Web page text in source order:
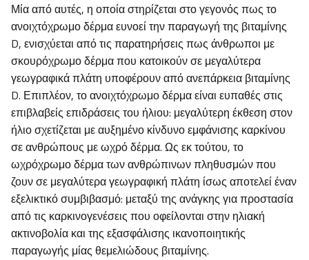
Μία από αυτές, η οποία στηρίζεται στο γεγονός πως το
ανοιχτόχρωμο δέρμα ευνοεί την παραγωγή της βιταμίνης
D, ενισχύεται από τις παρατηρήσεις πως άνθρωποι με
σκουρόχρωμο δέρμα που κατοικούν σε μεγαλύτερα
γεωγραφικά πλάτη υποφέρουν από ανεπάρκεια βιταμίνης
D. Επιπλέον, το ανοιχτόχρωμο δέρμα είναι ευπαθές στις
επιβλαβείς επιδράσεις του ήλιου: μεγαλύτερη έκθεση στον
ήλιο σχετίζεται με αυξημένο κίνδυνο εμφάνισης καρκίνου
σε ανθρώπους με ωχρό δέρμα. Ως εκ τούτου, το
ωχρόχρωμο δέρμα των ανθρώπινων πληθυσμών που
ζουν σε μεγαλύτερα γεωγραφική πλάτη ίσως αποτελεί έναν
εξελικτικό συμβιβασμό: μεταξύ της ανάγκης για προστασία
από τις καρκινογενέσεις που οφείλονται στην ηλιακή
ακτινοβολία και της εξασφάλισης ικανοποιητικής
παραγωγής μίας θεμελιώδους βιταμίνης.